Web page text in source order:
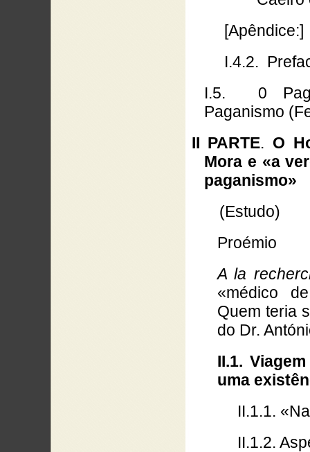
[Apêndice:]
I.4.2.
I.5.
0
Paganismo
II PARTE. O
Mora e «a
paganismo»
(Estudo)
Proémio
A la
«médico
Quem teria
do Dr.
II.1.
uma
II.1.1.
II.1.2.